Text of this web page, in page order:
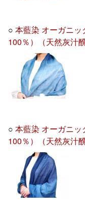
○本藍染 オーガニ
100％）（天然灰汁
○本藍染 オーガニ
100％）（天然灰汁